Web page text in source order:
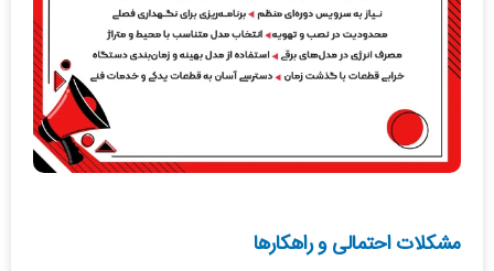
مشکلات احتمالی و راهکارها